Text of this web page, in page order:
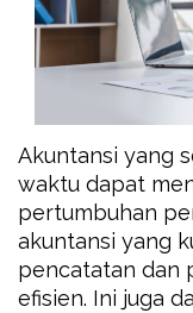
Akuntansi yang
waktu dapat
pertumbuhan
akuntansi yang
pencatatan dan
efisien. Ini juga